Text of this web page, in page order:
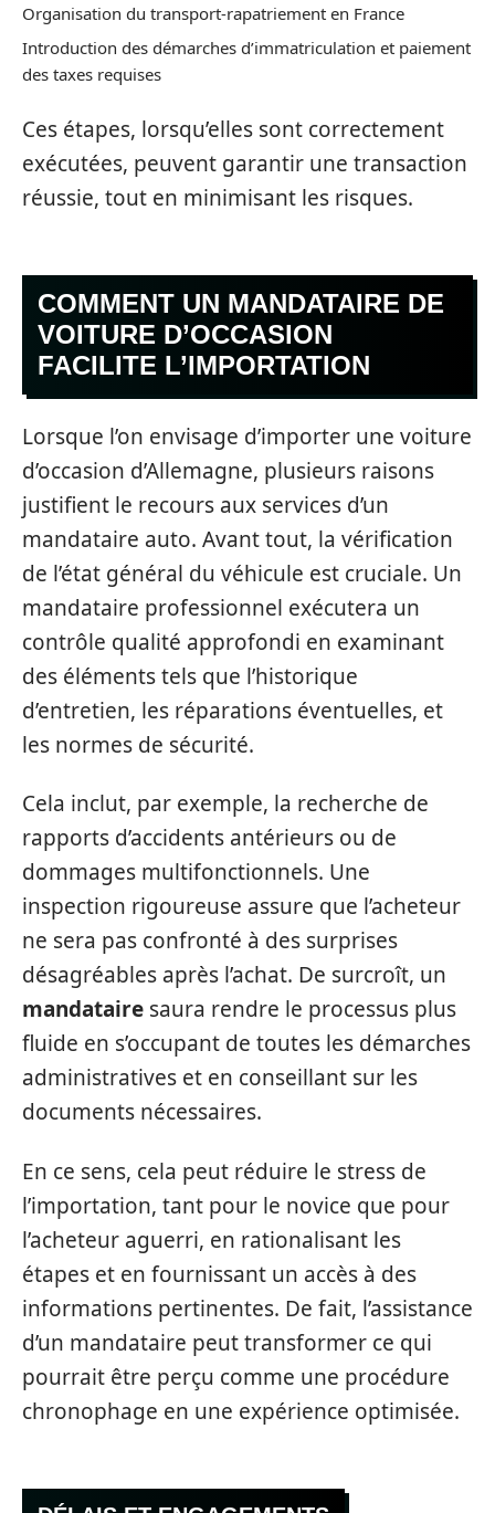
Organisation du transport-rapatriement en France
Introduction des démarches d’immatriculation et paiement
des taxes requises
Ces étapes, lorsqu’elles sont correctement
exécutées, peuvent garantir une transaction
réussie, tout en minimisant les risques.
COMMENT UN MANDATAIRE DE
VOITURE D’OCCASION
FACILITE L’IMPORTATION
Lorsque l’on envisage d’importer une voiture
d’occasion d’Allemagne, plusieurs raisons
justifient le recours aux services d’un
mandataire auto. Avant tout, la vérification
de l’état général du véhicule est cruciale. Un
mandataire professionnel exécutera un
contrôle qualité approfondi en examinant
des éléments tels que l’historique
d’entretien, les réparations éventuelles, et
les normes de sécurité.
Cela inclut, par exemple, la recherche de
rapports d’accidents antérieurs ou de
dommages multifonctionnels. Une
inspection rigoureuse assure que l’acheteur
ne sera pas confronté à des surprises
désagréables après l’achat. De surcroît, un
mandataire saura rendre le processus plus
fluide en s’occupant de toutes les démarches
administratives et en conseillant sur les
documents nécessaires.
En ce sens, cela peut réduire le stress de
l’importation, tant pour le novice que pour
l’acheteur aguerri, en rationalisant les
étapes et en fournissant un accès à des
informations pertinentes. De fait, l’assistance
d’un mandataire peut transformer ce qui
pourrait être perçu comme une procédure
chronophage en une expérience optimisée.